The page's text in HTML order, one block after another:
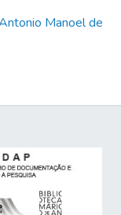
Manoel de